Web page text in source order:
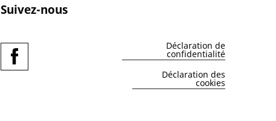
Suivez-nous
Déclaration de
confidentialité
Déclaration des
cookies